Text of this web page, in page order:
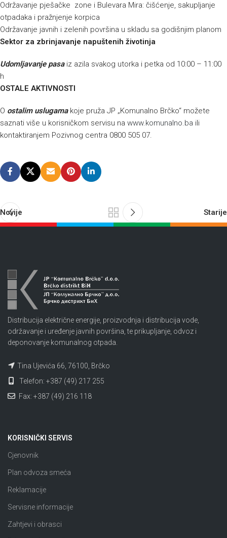
Održavanje pješačke zone i Bulevara Mira: čišćenje, sakupljanje
otpadaka i pražnjenje korpica
Održavanje javnih i zelenih površina u skladu sa godišnjim planom
Sektor za zbrinjavanje napuštenih životinja
Udomljavanje pasaiz azila svakog utorka i petka od 10:00 – 11:00
h
OSTALE AKTIVNOSTI
O ostalim uslugamakoje pruža JP „Komunalno Brčko“ možete
saznati više u korisničkom servisu na www.komunalno.ba ili
kontaktiranjem Pozivnog centra 0800 505 07.
Novije Starije
Distribucija električne energije, proizvodnja i distribucija vode,
održavanje i uređenje javnih površina, te prikupljanje, odvoz i
deponovanje komunalnog otpada.
Tina Ujevića 66, 76100, Brčko
Telefon: +387 (49) 217 255
Fax: +387 (49) 216 118
KORISNIČKI SERVIS
Cjenovnik
Plan odvoza smeća
Reklamacije
Servisne informacije
Zahtjevi i obrasci